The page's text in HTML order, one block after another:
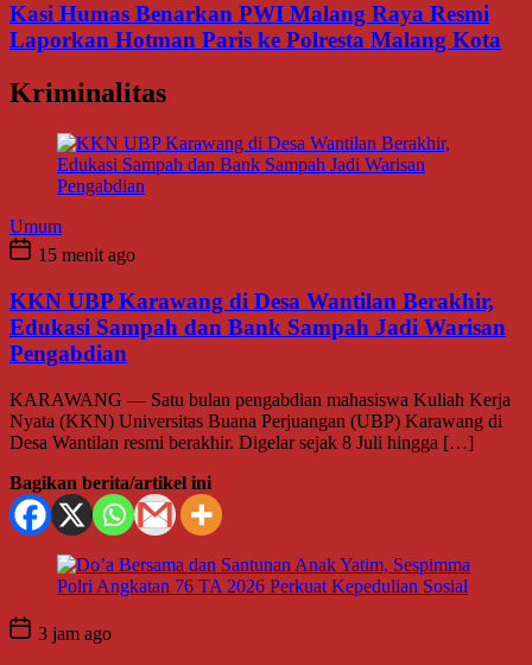
Kasi Humas Benarkan PWI Malang Raya Resmi
Laporkan Hotman Paris ke Polresta Malang Kota
Kriminalitas
Umum
15 menit ago
KKN UBP Karawang di Desa Wantilan Berakhir,
Edukasi Sampah dan Bank Sampah Jadi Warisan
Pengabdian
KARAWANG — Satu bulan pengabdian mahasiswa Kuliah Kerja
Nyata (KKN) Universitas Buana Perjuangan (UBP) Karawang di
Desa Wantilan resmi berakhir. Digelar sejak 8 Juli hingga […]
Bagikan berita/artikel ini
3 jam ago